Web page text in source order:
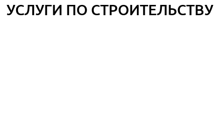
УСЛУГИ ПО СТРОИТЕЛЬСТВУ